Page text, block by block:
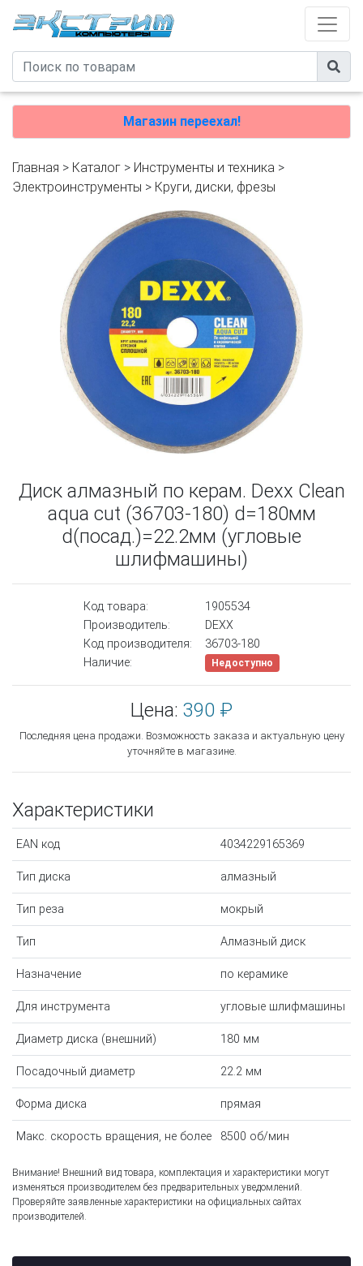
Магазин переехал!
Главная > Каталог > Инструменты и техника >
Электроинструменты > Круги, диски, фрезы
Диск алмазный по керам. Dexx Clean
aqua cut (36703-180) d=180мм
d(посад.)=22.2мм (угловые
шлифмашины)
Код товара:
1905534
Производитель:
DEXX
Код производителя:
36703-180
Наличие:
Недоступно
Цена: 390 ₽
Последняя цена продажи. Возможность заказа и актуальную цену
уточняйте в магазине.
Характеристики
EAN код 4034229165369
Тип диска алмазный
Тип реза мокрый
Тип Алмазный диск
Назначение по керамике
Для инструмента угловые шлифмашины
Диаметр диска (внешний) 180 мм
Посадочный диаметр 22.2 мм
Форма диска прямая
Макс. скорость вращения, не более 8500 об/мин
Внимание! Внешний вид товара, комплектация и характеристики могут
изменяться производителем без предварительных уведомлений.
Проверяйте заявленные характеристики на официальных сайтах
производителей.